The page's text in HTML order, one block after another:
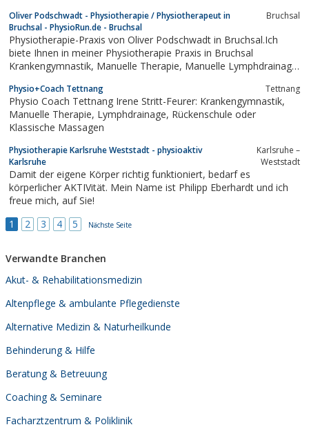
Oliver Podschwadt - Physiotherapie / Physiotherapeut in
Bruchsal - PhysioRun.de - Bruchsal
Bruchsal
Physiotherapie-Praxis von Oliver Podschwadt in Bruchsal.Ich
biete Ihnen in meiner Physiotherapie Praxis in Bruchsal
Krankengymnastik, Manuelle Therapie, Manuelle Lymphdrainage,
Faszientherapie, Sportphysiotherapie, Dynamische
Wirbelsäulentherapie,...
Physio+Coach Tettnang Tettnang
Physio Coach Tettnang Irene Stritt-Feurer: Krankengymnastik,
Manuelle Therapie, Lymphdrainage, Rückenschule oder
Klassische Massagen
Physiotherapie Karlsruhe Weststadt - physioaktiv
Karlsruhe
Karlsruhe –
Weststadt
Damit der eigene Körper richtig funktioniert, bedarf es
körperlicher AKTIVität. Mein Name ist Philipp Eberhardt und ich
freue mich, auf Sie!
1
2 3 4 5 Nächste Seite
Verwandte Branchen
Akut- & Rehabilitationsmedizin
Altenpflege & ambulante Pflegedienste
Alternative Medizin & Naturheilkunde
Behinderung & Hilfe
Beratung & Betreuung
Coaching & Seminare
Facharztzentrum & Poliklinik